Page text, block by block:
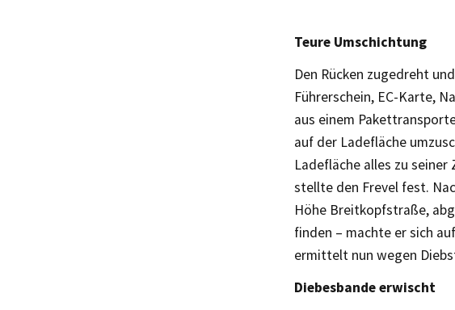
Teure Umschichtung
Den Rücken zugedreht
Führerschein, EC-Karte,
aus einem
auf der Ladefläche
Ladefläche alles zu
stellte den Frevel fest.
Höhe Breitkopfstraße,
finden – machte er sich
ermittelt nun wegen
Diebesbande erwischt